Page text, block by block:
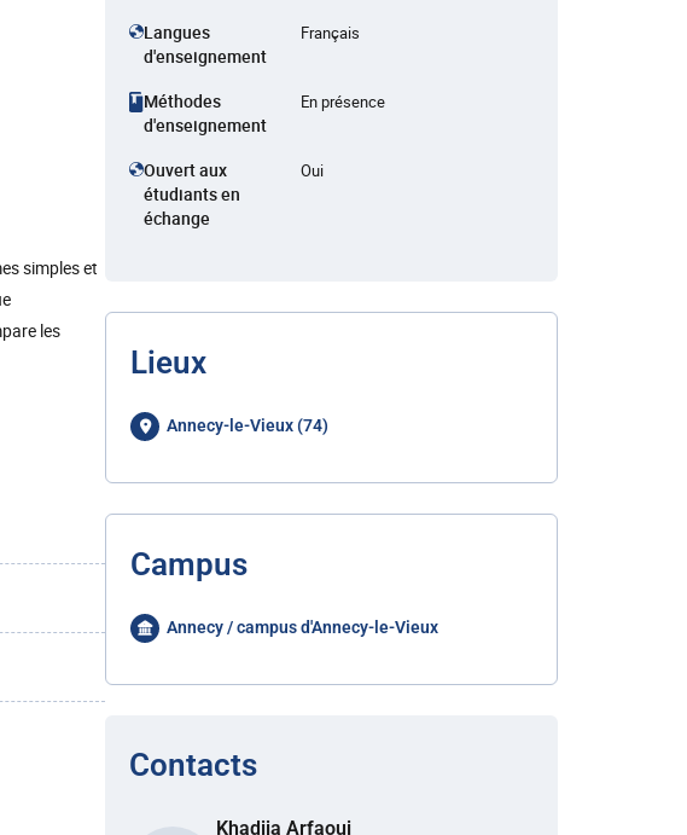
simples et
les
Langues
d'enseignement
Français
Méthodes
d'enseignement
En présence
Ouvert aux
étudiants en
échange
Oui
Lieux
Annecy-le-Vieux (74)
Campus
Annecy / campus d'Annecy-le-Vieux
Contacts
Khadija Arfaoui